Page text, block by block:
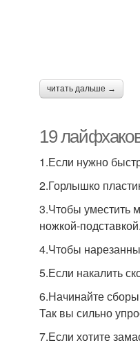
читать дальше →
19
1.Если нужно
2.Горлышко
3.Чтобы уместить
ножкой-подставкой.
4.Чтобы
5.Если накалить
6.Начинайте сборы
Так вы сильно
7.Если хотите